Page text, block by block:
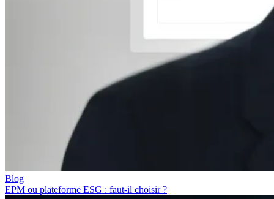
Blog
EPM ou plateforme ESG : faut-il choisir ?